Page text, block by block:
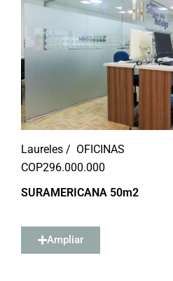
Laureles / OFICINAS
COP296.000.000
SURAMERICANA 50m2
Ampliar